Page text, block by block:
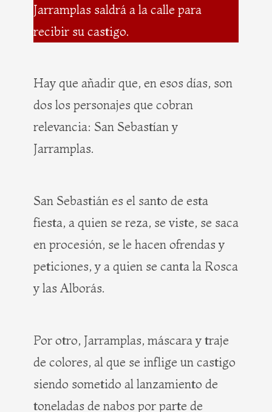
Jarramplas saldrá a la calle para
recibir su castigo.
Hay que añadir que, en esos días, son
dos los personajes que cobran
relevancia: San Sebastían y
Jarramplas.
San Sebastián es el santo de esta
fiesta, a quien se reza, se viste, se saca
en procesión, se le hacen ofrendas y
peticiones, y a quien se canta la Rosca
y las Alborás.
Por otro, Jarramplas, máscara y traje
de colores, al que se inflige un castigo
siendo sometido al lanzamiento de
toneladas de nabos por parte de